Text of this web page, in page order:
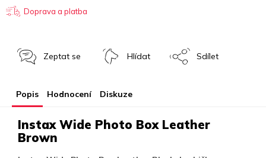
Doprava a platba
Zeptat se Hlídat Sdílet
Popis Hodnocení Diskuze
Instax Wide Photo Box Leather
Brown